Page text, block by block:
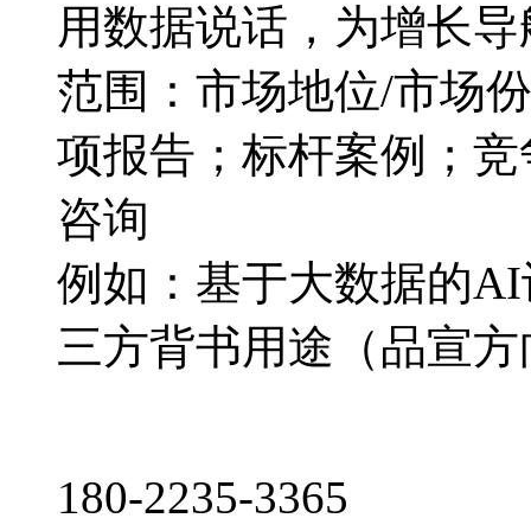
用数据说话，为增长导
范围：市场地位/市场
项报告；标杆案例；
咨询
例如：基于大数据的
三方背书用途（品宣
180-2235-3365